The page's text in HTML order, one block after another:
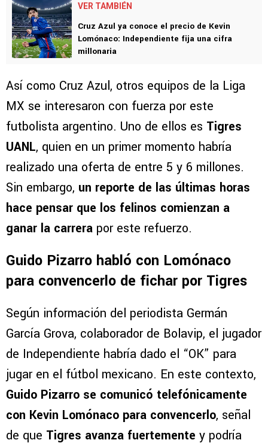
VER TAMBIÉN
Cruz Azul ya conoce el precio de Kevin
Lomónaco: Independiente fija una cifra
millonaria
Así como Cruz Azul, otros equipos de la Liga
MX se interesaron con fuerza por este
futbolista argentino. Uno de ellos es Tigres
UANL, quien en un primer momento habría
realizado una oferta de entre 5 y 6 millones.
Sin embargo, un reporte de las últimas horas
hace pensar que los felinos comienzan a
ganar la carrera por este refuerzo.
Guido Pizarro habló con Lomónaco
para convencerlo de fichar por Tigres
Según información del periodista Germán
García Grova, colaborador de Bolavip, el jugador
de Independiente habría dado el “OK” para
jugar en el fútbol mexicano. En este contexto,
Guido Pizarro se comunicó telefónicamente
con Kevin Lomónaco para convencerlo, señal
de que Tigres avanza fuertemente y podría